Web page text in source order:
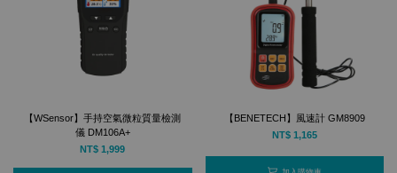
【WSensor】手持空氣微粒質量檢測
儀 DM106A+
NT$ 1,999
【BENETECH】風速計 GM8909
NT$ 1,165